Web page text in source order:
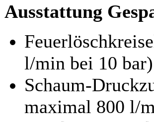
Ausstattung
l/min bei 10 bar)
Schaum-
maximal 800 l/